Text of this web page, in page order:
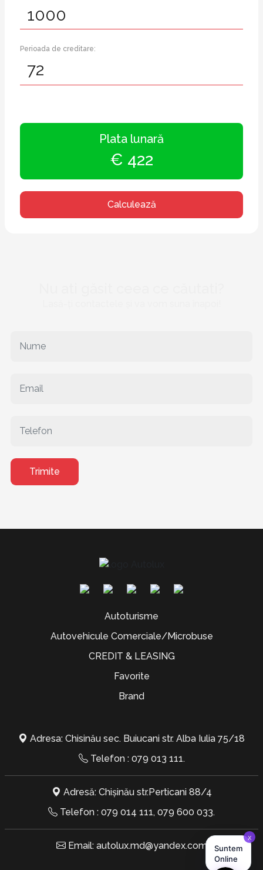
Perioada de creditare:
Plata lunară
€ 422
Calculează
Trimite
Autoturisme
Autovehicule Comerciale/Microbuse
CREDIT & LEASING
Favorite
Brand
Adresa: Chisinău sec. Buiucani str. Alba Iulia 75/18
Telefon : 079 013 111.
Adresă: Chișinău str.Perticani 88/4
Telefon : 079 014 111, 079 600 033.
Email: autolux.md@yandex.com